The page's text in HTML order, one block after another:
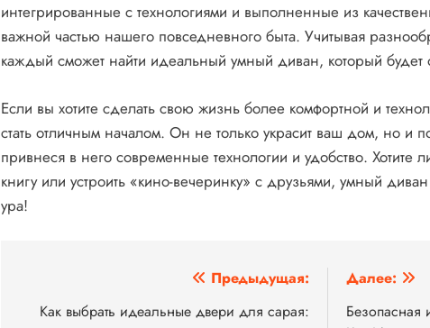
интегрированные с технологиями и выполненные из
важной частью нашего повседневного быта. Учитывая
каждый сможет найти идеальный умный диван, который будет
Если вы хотите сделать свою жизнь более комфортной и
стать отличным началом. Он не только украсит ваш дом, но и
привнеся в него современные технологии и удобство. Хотите
книгу или устроить «кино-вечеринку» с друзьями, умный
ура!
по
Предыдущая:
Как выбрать идеальные двери для сарая:
Далее:
Безопасная